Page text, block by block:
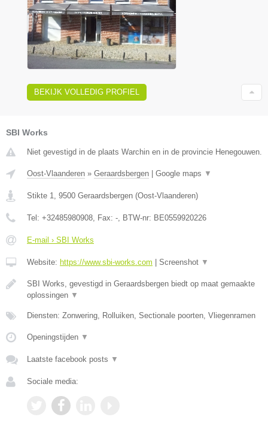
BEKIJK VOLLEDIG PROFIEL
SBI Works
Niet gevestigd in de plaats Warchin en in de provincie Henegouwen.
Oost-Vlaanderen » Geraardsbergen Google maps ▼
Stikte 1, 9500 Geraardsbergen (Oost-Vlaanderen)
Tel: +32485980908, Fax: -, BTW-nr: BE0559920226
E-mail › SBI Works
Website: https://www.sbi-works.com Screenshot ▼
SBI Works, gevestigd in Geraardsbergen biedt op maat gemaakte
oplossingen ▼
Diensten: Zonwering, Rolluiken, Sectionale poorten, Vliegenramen
Openingstijden ▼
Laatste facebook posts ▼
Sociale media: